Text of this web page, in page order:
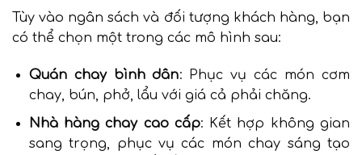
Tùy vào ngân sách và đối tượng khách hàng, bạn
có thể chọn một trong các mô hình sau:
Quán chay bình dân: Phục vụ các món cơm
chay, bún, phở, lẩu với giá cả phải chăng.
Nhà hàng chay cao cấp: Kết hợp không gian
sang trọng, phục vụ các món chay sáng tạo